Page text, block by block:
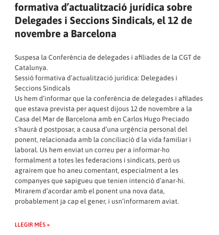
formativa d’actualització jurídica sobre
Delegades i Seccions Sindicals, el 12 de
novembre a Barcelona
Suspesa la Conferència de delegades i afiliades de la CGT de
Catalunya.
Sessió formativa d’actualització jurídica: Delegades i
Seccions Sindicals
Us hem d’informar que la conferència de delegades i afilades
que estava prevista per aquest dijous 12 de novembre a la
Casa del Mar de Barcelona amb en Carlos Hugo Preciado
s’haurà d postposar, a causa d’una urgència personal del
ponent, relacionada amb la conciliació d la vida familiar i
laboral. Us hem enviat un correu per a informar-ho
formalment a totes les federacions i sindicats, però us
agrairem que ho aneu comentant, especialment a les
companyes que sapigueu que tenien intenció d’anar-hi.
Mirarem d’acordar amb el ponent una nova data,
probablement ja cap el gener, i usn’informarem aviat.
LLEGIR MÉS »